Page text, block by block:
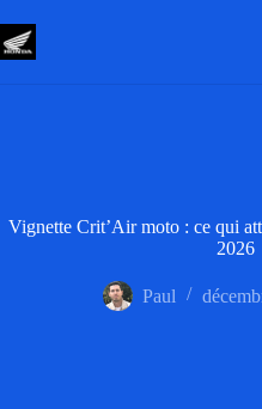
au
contenu
Vignette Crit’Air moto : ce qui
2026
Paul